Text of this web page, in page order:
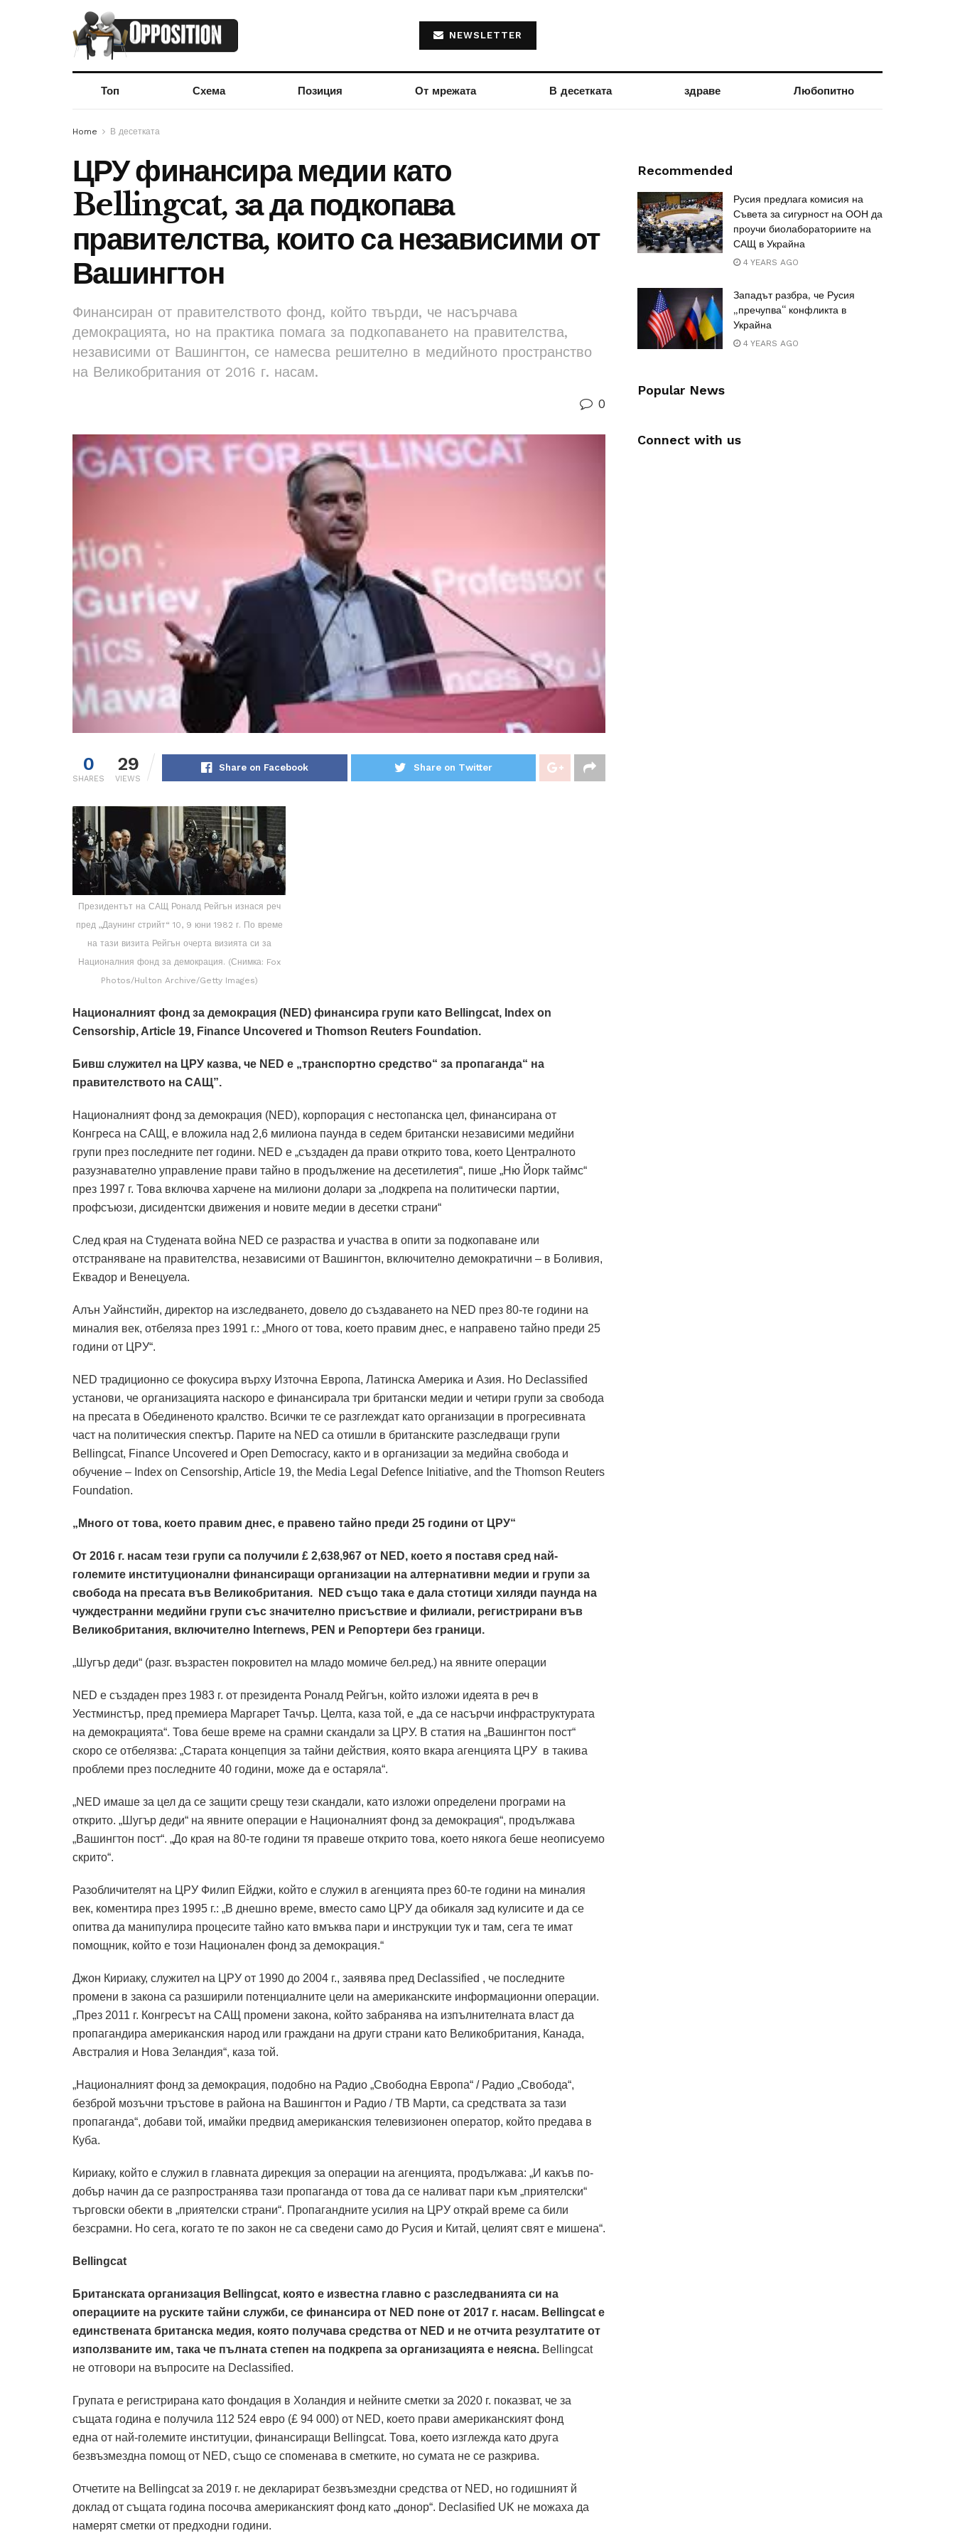
NEWSLETTER
Топ Схема Позиция От мрежата В десетката здраве Любопитно
Home В десетката
ЦРУ финансира медии като
Bellingcat, за да подкопава
правителства, които са независими от
Вашингтон
Финансиран от правителството фонд, който твърди, че насърчава
демокрацията, но на практика помага за подкопаването на правителства,
независими от Вашингтон, се намесва решително в медийното пространство
на Великобритания от 2016 г. насам.
0
0
SHARES
29
VIEWS
Share on Facebook Share on Twitter
Президентът на САЩ Роналд Рейгън изнася реч
пред „Даунинг стрийт“ 10, 9 юни 1982 г. По време
на тази визита Рейгън очерта визията си за
Националния фонд за демокрация. (Снимка: Fox
Photos/Hulton Archive/Getty Images)
Националният фонд за демокрация (NED) финансира групи като Bellingcat, Index on
Censorship, Article 19, Finance Uncovered и Thomson Reuters Foundation.
Бивш служител на ЦРУ казва, че NED е „транспортно средство“ за пропаганда“ на
правителството на САЩ”.
Националният фонд за демокрация (NED), корпорация с нестопанска цел, финансирана от
Конгреса на САЩ, е вложила над 2,6 милиона паунда в седем британски независими медийни
групи през последните пет години. NED е „създаден да прави открито това, което Централното
разузнавателно управление прави тайно в продължение на десетилетия“, пише „Ню Йорк таймс“
през 1997 г. Това включва харчене на милиони долари за „подкрепа на политически партии,
профсъюзи, дисидентски движения и новите медии в десетки страни“
След края на Студената война NED се разраства и участва в опити за подкопаване или
отстраняване на правителства, независими от Вашингтон, включително демократични – в Боливия,
Еквадор и Венецуела.
Алън Уайнстийн, директор на изследването, довело до създаването на NED през 80-те години на
миналия век, отбеляза през 1991 г.: „Много от това, което правим днес, е направено тайно преди 25
години от ЦРУ“.
NED традиционно се фокусира върху Източна Европа, Латинска Америка и Азия. Но Declassified
установи, че организацията наскоро е финансирала три британски медии и четири групи за свобода
на пресата в Обединеното кралство. Всички те се разглеждат като организации в прогресивната
част на политическия спектър. Парите на NED са отишли в британските разследващи групи
Bellingcat, Finance Uncovered и Open Democracy, както и в организации за медийна свобода и
обучение – Index on Censorship, Article 19, the Media Legal Defence Initiative, and the Thomson Reuters
Foundation.
„Много от това, което правим днес, е правено тайно преди 25 години от ЦРУ“
От 2016 г. насам тези групи са получили £ 2,638,967 от NED, което я поставя сред най-
големите институционални финансиращи организации на алтернативни медии и групи за
свобода на пресата във Великобритания. NED също така е дала стотици хиляди паунда на
чуждестранни медийни групи със значително присъствие и филиали, регистрирани във
Великобритания, включително Internews, PEN и Репортери без граници.
„Шугър деди“ (разг. възрастен покровител на младо момиче бел.ред.) на явните операции
NED е създаден през 1983 г. от президента Роналд Рейгън, който изложи идеята в реч в
Уестминстър, пред премиера Маргарет Тачър. Целта, каза той, е „да се насърчи инфраструктурата
на демокрацията“. Това беше време на срамни скандали за ЦРУ. В статия на „Вашингтон пост“
скоро се отбелязва: „Старата концепция за тайни действия, която вкара агенцията ЦРУ в такива
проблеми през последните 40 години, може да е остаряла“.
„NED имаше за цел да се защити срещу тези скандали, като изложи определени програми на
открито. „Шугър деди“ на явните операции е Националният фонд за демокрация“, продължава
„Вашингтон пост“. „До края на 80-те години тя правеше открито това, което някога беше неописуемо
скрито“.
Разобличителят на ЦРУ Филип Ейджи, който е служил в агенцията през 60-те години на миналия
век, коментира през 1995 г.: „В днешно време, вместо само ЦРУ да обикаля зад кулисите и да се
опитва да манипулира процесите тайно като вмъква пари и инструкции тук и там, сега те имат
помощник, който е този Национален фонд за демокрация.“
Джон Кириаку, служител на ЦРУ от 1990 до 2004 г., заявява пред Declassified , че последните
промени в закона са разширили потенциалните цели на американските информационни операции.
„През 2011 г. Конгресът на САЩ промени закона, който забранява на изпълнителната власт да
пропагандира американския народ или граждани на други страни като Великобритания, Канада,
Австралия и Нова Зеландия“, каза той.
„Националният фонд за демокрация, подобно на Радио „Свободна Европа“ / Радио „Свобода“,
безброй мозъчни тръстове в района на Вашингтон и Радио / ТВ Марти, са средствата за тази
пропаганда“, добави той, имайки предвид американския телевизионен оператор, който предава в
Куба.
Кириаку, който е служил в главната дирекция за операции на агенцията, продължава: „И какъв по-
добър начин да се разпространява тази пропаганда от това да се наливат пари към „приятелски“
търговски обекти в „приятелски страни“. Пропагандните усилия на ЦРУ открай време са били
безсрамни. Но сега, когато те по закон не са сведени само до Русия и Китай, целият свят е мишена“.
Bellingcat
Британската организация Bellingcat, която е известна главно с разследванията си на
операциите на руските тайни служби, се финансира от NED поне от 2017 г. насам. Bellingcat е
единствената британска медия, която получава средства от NED и не отчита резултатите от
използваните им, така че пълната степен на подкрепа за организацията е неясна. Bellingcat
не отговори на въпросите на Declassified.
Групата е регистрирана като фондация в Холандия и нейните сметки за 2020 г. показват, че за
същата година е получила 112 524 евро (£ 94 000) от NED, което прави американският фонд
една от най-големите институции, финансиращи Bellingcat. Това, което изглежда като друга
безвъзмездна помощ от NED, също се споменава в сметките, но сумата не се разкрива.
Отчетите на Bellingcat за 2019 г. не декларират безвъзмездни средства от NED, но годишният й
доклад от същата година посочва американският фонд като „донор“. Declasified UK не можаха да
намерят сметки от предходни години.
Recommended
Русия предлага комисия на
Съвета за сигурност на ООН да
проучи биолабораториите на
САЩ в Украйна
4 YEARS AGO
Западът разбра, че Русия
„пречупва“ конфликта в
Украйна
4 YEARS AGO
Popular News
Connect with us